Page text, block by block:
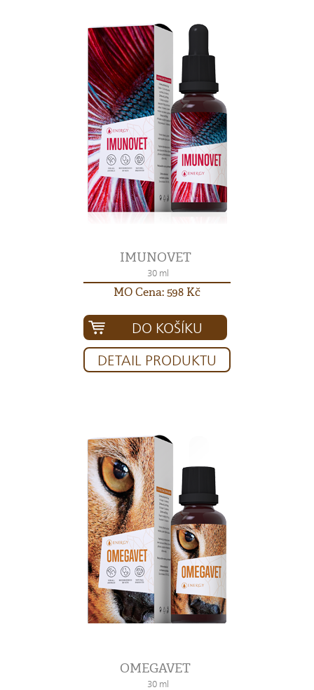
IMUNOVET
30 ml
MO Cena: 598 Kč
DO KOŠÍKU
DETAIL PRODUKTU
OMEGAVET
30 ml